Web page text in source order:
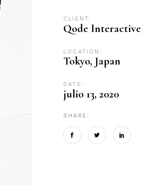
CLIENT:
Qode Interactive
LOCATION:
Tokyo, Japan
DATE:
julio 13, 2020
SHARE: